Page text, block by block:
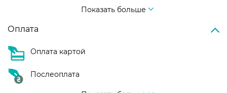
Показать больше
Оплата
Оплата картой
Послеоплата